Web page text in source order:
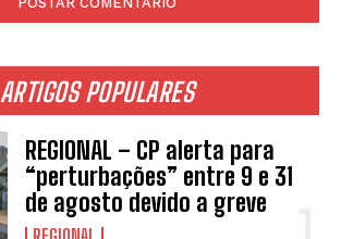
ARTIGOS POPULARES
REGIONAL – CP alerta para
“perturbações” entre 9 e 31
de agosto devido a greve